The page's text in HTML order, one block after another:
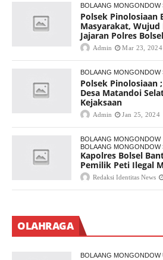
BOLAANG MONGONDOW
Polsek Pinolosiaan
Masyarakat,
Jajaran Polres Bolsel
Admin Mar 23, 2024
BOLAANG MONGONDOW
Polsek Pinolosiaan
Desa Matandoi
Kejaksaan
Admin Jan 25, 2024
BOLAANG MONGONDOW
BOLAANG MONGONDOW
Kapolres Bolsel
Pemilik Peti Ilegal
Redaksi Identitas News
OLAHRAGA
BOLAANG MONGONDOW